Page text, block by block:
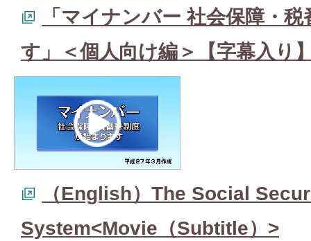
「マイナンバー 社会保障・
す」＜個人向け編＞【字幕入り
（English）The Social
System<Movie（Subtitle）>